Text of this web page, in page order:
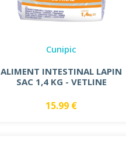
Cunipic
ALIMENT INTESTINAL LAPIN
SAC 1,4 KG - VETLINE
15.99 €